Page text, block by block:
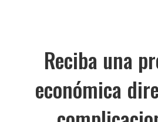
Reciba una
económica